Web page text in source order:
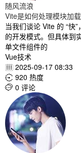
随风流浪
Vite是如何处理模块加
当我们谈论 Vite 的 “快
的开发模式。但具体到
单文件组件的
Vue技术
 2025-09-17 08:33
 920 热度
 0 评论